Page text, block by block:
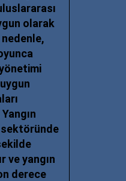
olarak
nedenle,
sektöründe
ve yangın
derece